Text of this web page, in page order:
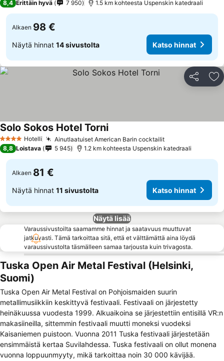
8,4 Erittäin hyvä 7 950 1.5 km kohteesta Uspenskin katedraali
Alkaen 98 €
Näytä hinnat 14 sivustolta Katso hinnat
Jaa
4 Tähtiluokitus
Hotelli Ainutlaatuiset American Barin cocktailitKatso hinnat
Solo Sokos Hotel TorniKatso hinnat
8,8 Loistava 5 945 1.2 km kohteesta Uspenskin katedraali
Alkaen 81 €
Näytä hinnat 11 sivustolta Katso hinnat
Näytä lisää
Varaussivustoilta saamamme hinnat ja saatavuus muuttuvat
jatkuvasti. Tämä tarkoittaa sitä, että et välttämättä aina löydä
varaussivustolta täsmälleen samaa tarjousta kuin trivagosta.
Tuska Open Air Metal Festival (Helsinki,
Suomi)
Tuska Open Air Metal Festival on Pohjoismaiden suurin
metallimusiikkiin keskittyvä festivaali. Festivaali on järjestetty
heinäkuussa vuodesta 1999. Alkuaikoina se järjestettiin entisillä VR:n
makasiineilla, sittemmin festivaali muutti moneksi vuodeksi
Kaisaniemen puistoon. Vuonna 2011 Tuska festivaali järjestetään
ensimmäistä kertaa Suvilahdessa. Tuska festivaali on ollut monena
vuonna loppuunmyyty, mikä tarkoittaa noin 30 000 kävijää.